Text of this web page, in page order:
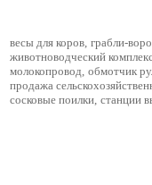
весы для коров, грабли-
животноводческий
молокопровод, обмотчик
продажа
сосковые поилки, станции